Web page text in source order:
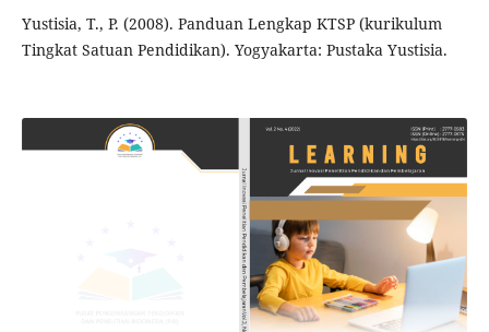
Yustisia, T., P. (2008). Panduan Lengkap KTSP (kurikulum
Tingkat Satuan Pendidikan). Yogyakarta: Pustaka Yustisia.